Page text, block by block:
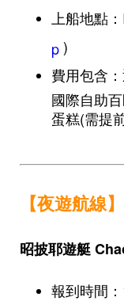
上船地點
p )
費用包含
國際自助
蛋糕(需提
【夜遊航線】
昭披耶遊艇
報到時間